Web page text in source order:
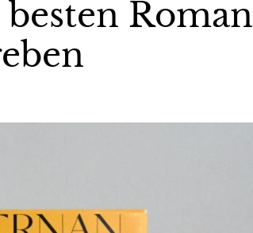
Roman